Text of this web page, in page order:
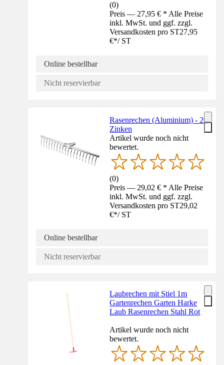
(0)
Preis — 27,95 € * Alle Preise
inkl. MwSt. und ggf. zzgl.
Versandkosten pro ST27,95
€*/ ST
Online bestellbar
Nicht reservierbar
Rasenrechen (Aluminium) - 20
Zinken
Artikel wurde noch nicht
bewertet.
(0)
Preis — 29,02 € * Alle Preise
inkl. MwSt. und ggf. zzgl.
Versandkosten pro ST29,02
€*/ ST
Online bestellbar
Nicht reservierbar
Laubrechen mit Stiel 1m
Gartenrechen Garten Harke
Laub Rasenrechen Stahl Rot
Artikel wurde noch nicht
bewertet.